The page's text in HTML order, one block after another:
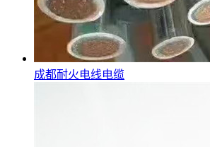
成都耐火电线电缆